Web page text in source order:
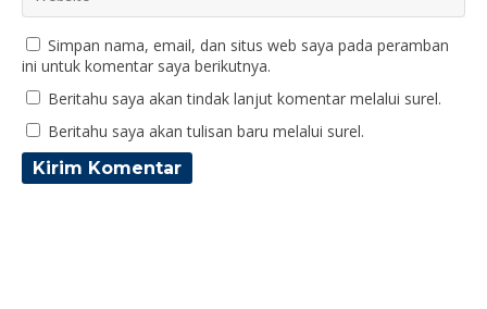
Simpan nama, email, dan situs web saya pada peramban
ini untuk komentar saya berikutnya.
Beritahu saya akan tindak lanjut komentar melalui surel.
Beritahu saya akan tulisan baru melalui surel.